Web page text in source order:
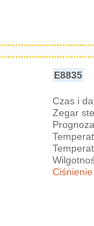
E8835
Czas i
Zegar